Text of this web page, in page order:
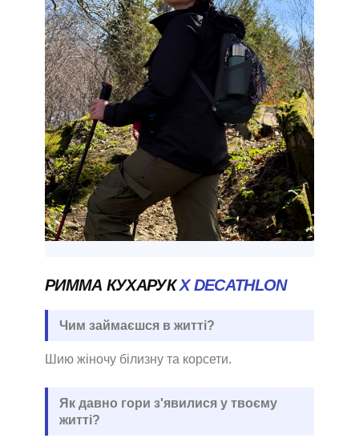
РИММА КУХАРУКX DECATHLON
Чим займаєшся в житті?
Шию жіночу білизну та корсети.
Як давно гори з'явилися у твоєму
житті?